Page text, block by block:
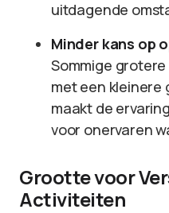
uitdagende
Minder kans op
Sommige
met een kleinere
maakt de
voor onervaren
Grootte voor
Activiteiten